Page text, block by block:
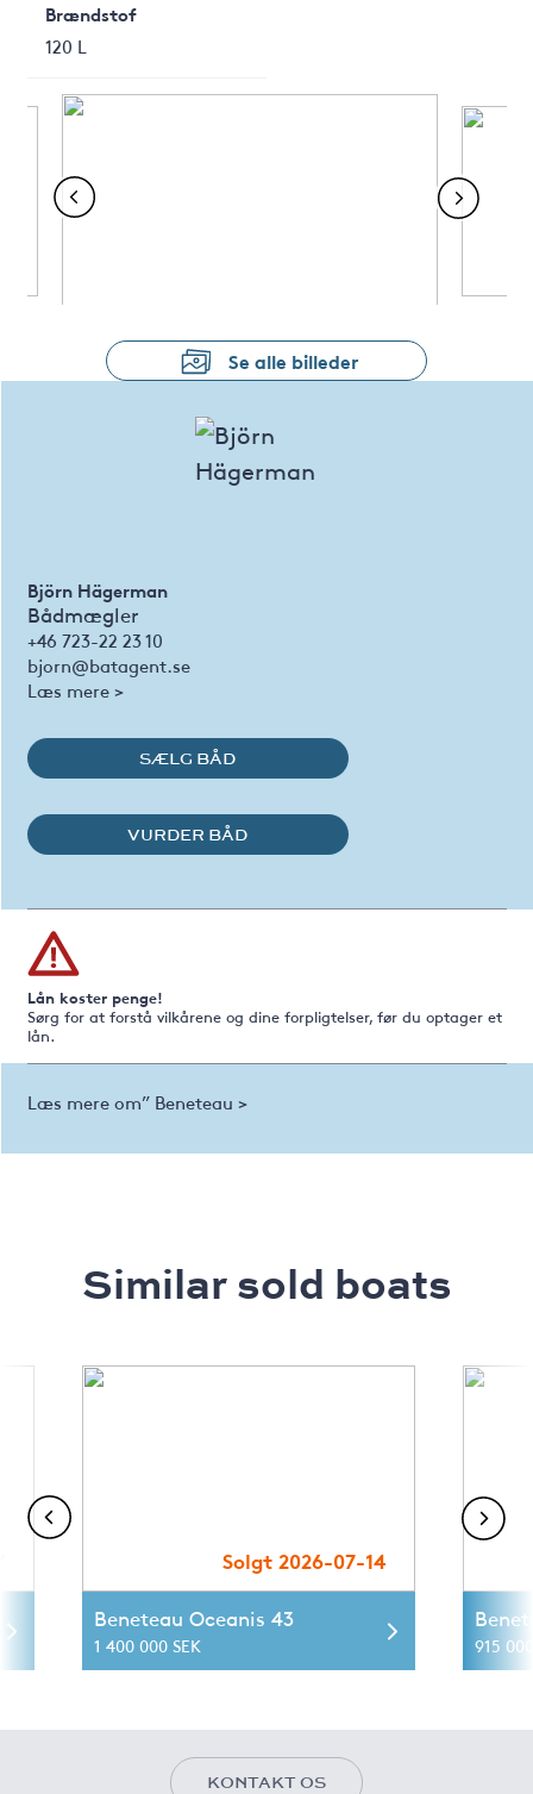
Brændstof
120 L
Se alle billeder
Björn Hägerman
Bådmægler
+46 723-22 23 10
bjorn@batagent.se
Læs mere >
SÆLG BÅD
VURDER BÅD
Lån koster penge!
Sørg for at forstå vilkårene og dine forpligtelser, før du optager et
lån.
Læs mere om” Beneteau >
Similar sold boats
Solgt 2026-07-14
Beneteau Oceanis 43
1 400 000 SEK 915
KONTAKT OS